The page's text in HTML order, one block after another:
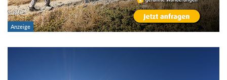
Art der Tour: